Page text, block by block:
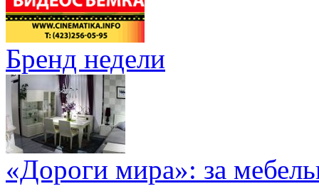
Бренд недели
«Дороги мира»: за